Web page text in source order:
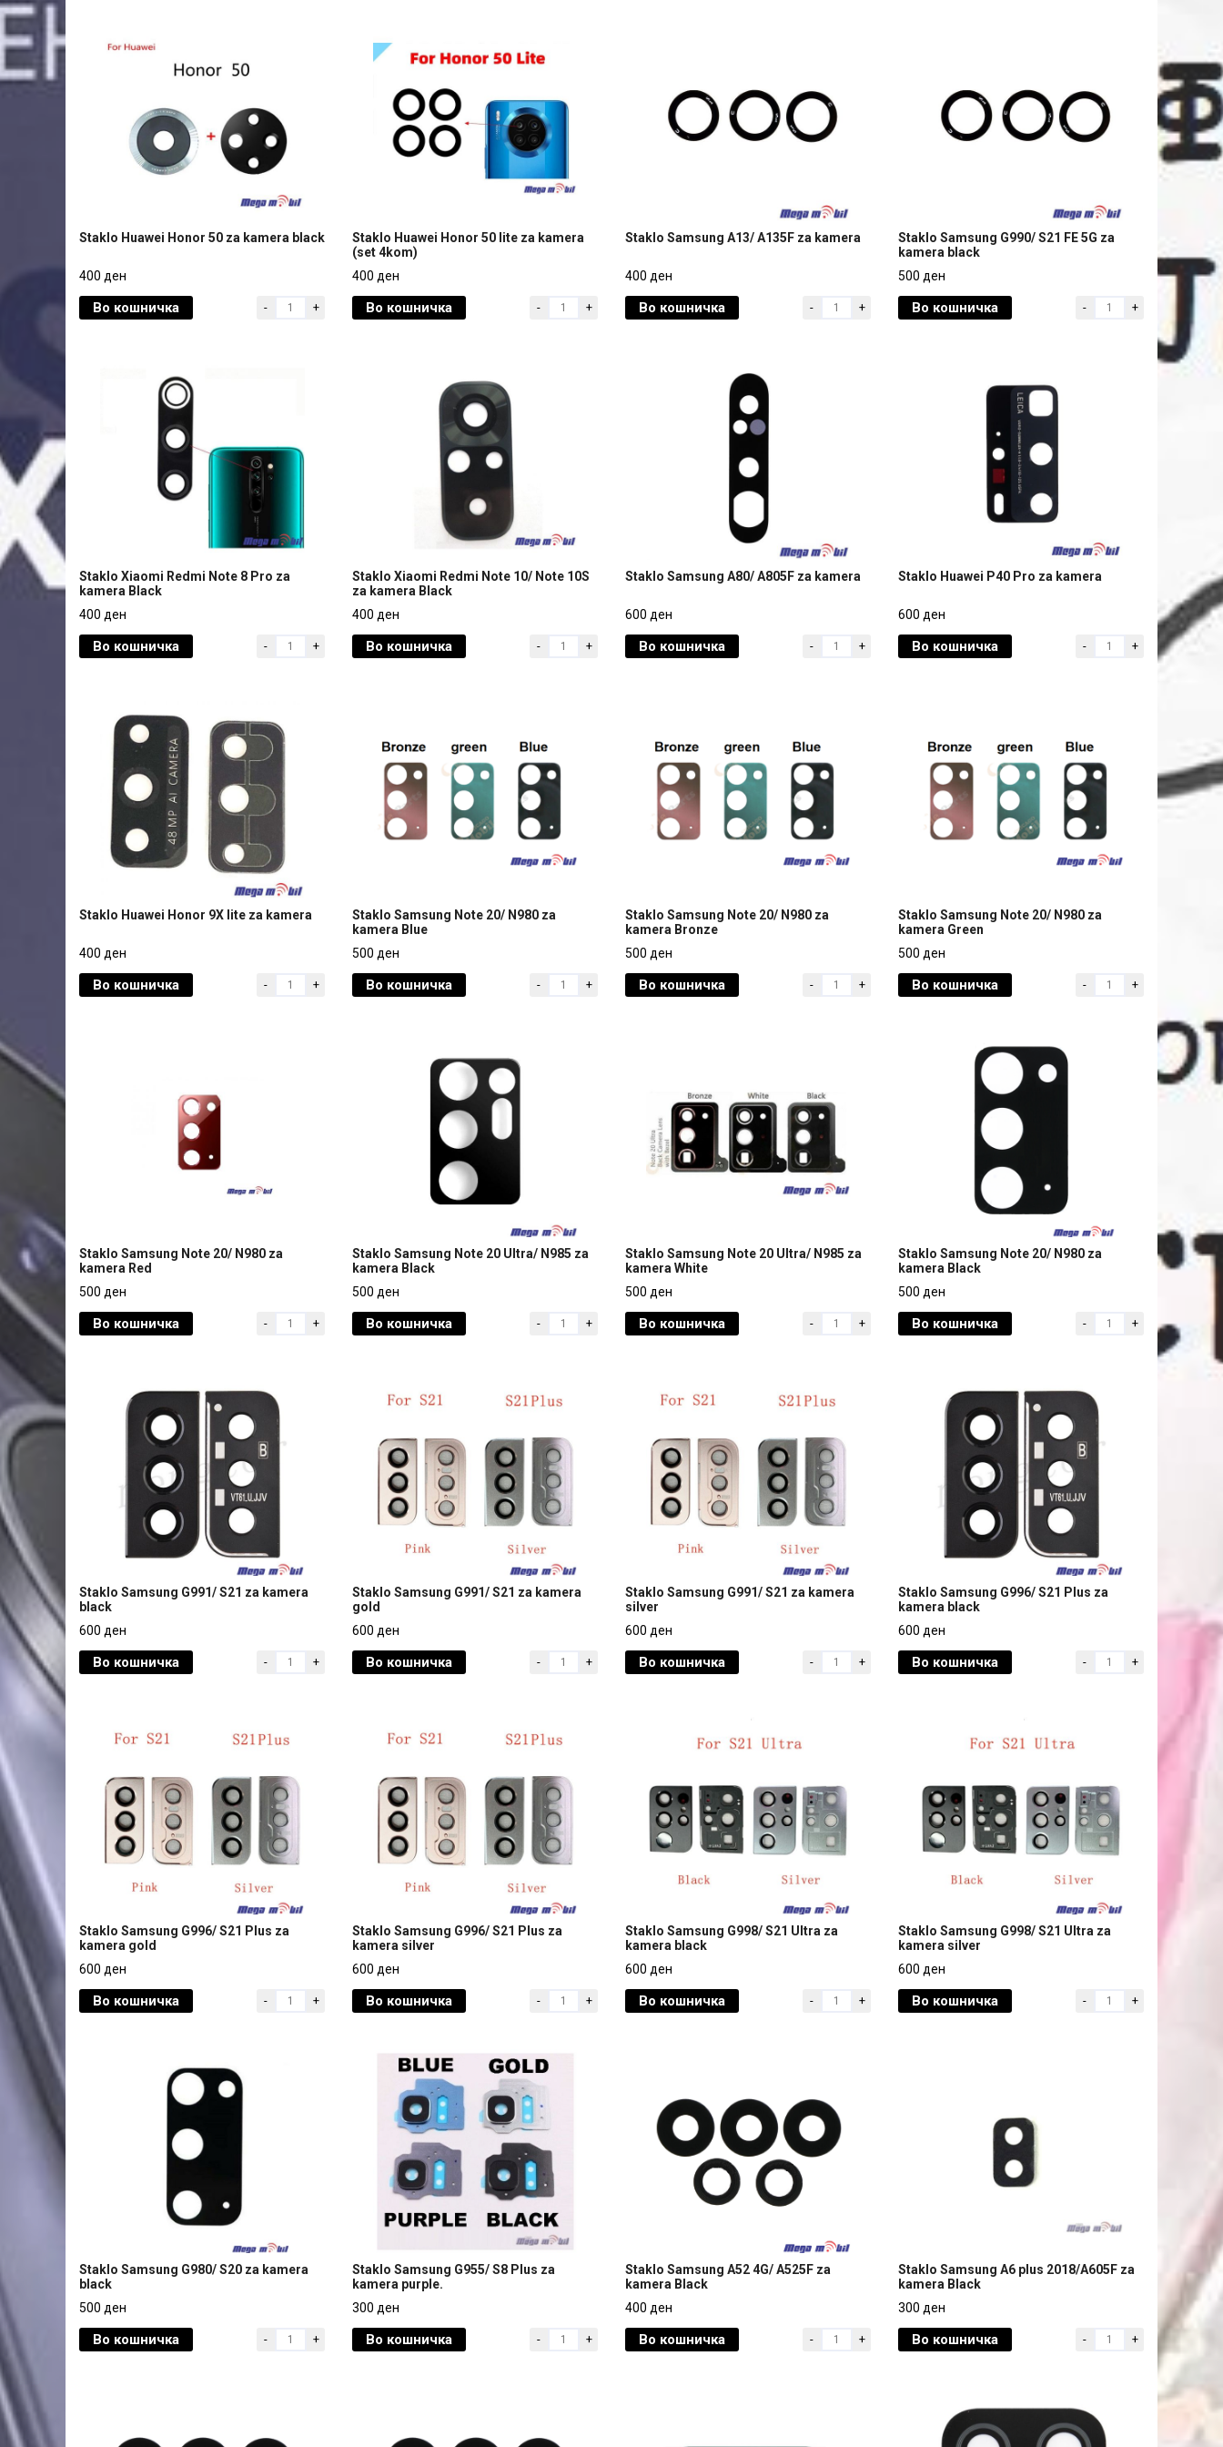
Staklo Huawei Honor 50 za kamera black
400 ден
Staklo Huawei Honor 50 za kamera black
400 ден
Во кошничка - +
Staklo Huawei Honor 50 lite za kamera
400 ден
Staklo Huawei Honor 50 lite za kamera
(set 4kom)
400 ден
Во кошничка - +
Staklo Samsung A13/ A135F za kamera
400 ден
Staklo Samsung A13/ A135F za kamera
400 ден
Во кошничка - +
Staklo Samsung G990/ S21 FE 5G za
500 ден
Staklo Samsung G990/ S21 FE 5G za
kamera black
500 ден
Во кошничка - +
Staklo Xiaomi Redmi Note 8 Pro za
400 ден
Staklo Xiaomi Redmi Note 8 Pro za
kamera Black
400 ден
Во кошничка - +
Staklo Xiaomi Redmi Note 10/ Note 10S
400 ден
Staklo Xiaomi Redmi Note 10/ Note 10S
za kamera Black
400 ден
Во кошничка - +
Staklo Samsung A80/ A805F za kamera
600 ден
Staklo Samsung A80/ A805F za kamera
600 ден
Во кошничка - +
Staklo Huawei P40 Pro za kamera
600 ден
Staklo Huawei P40 Pro za kamera
600 ден
Во кошничка - +
Staklo Huawei Honor 9X lite za kamera
400 ден
Staklo Huawei Honor 9X lite za kamera
400 ден
Во кошничка - +
Staklo Samsung Note 20/ N980 za
500 ден
Staklo Samsung Note 20/ N980 za
kamera Blue
500 ден
Во кошничка - +
Staklo Samsung Note 20/ N980 za
500 ден
Staklo Samsung Note 20/ N980 za
kamera Bronze
500 ден
Во кошничка - +
Staklo Samsung Note 20/ N980 za
500 ден
Staklo Samsung Note 20/ N980 za
kamera Green
500 ден
Во кошничка - +
Staklo Samsung Note 20/ N980 za
500 ден
Staklo Samsung Note 20/ N980 za
kamera Red
500 ден
Во кошничка - +
Staklo Samsung Note 20 Ultra/ N985 za
500 ден
Staklo Samsung Note 20 Ultra/ N985 za
kamera Black
500 ден
Во кошничка - +
Staklo Samsung Note 20 Ultra/ N985 za
500 ден
Staklo Samsung Note 20 Ultra/ N985 za
kamera White
500 ден
Во кошничка - +
Staklo Samsung Note 20/ N980 za
500 ден
Staklo Samsung Note 20/ N980 za
kamera Black
500 ден
Во кошничка - +
Staklo Samsung G991/ S21 za kamera
600 ден
Staklo Samsung G991/ S21 za kamera
black
600 ден
Во кошничка - +
Staklo Samsung G991/ S21 za kamera
600 ден
Staklo Samsung G991/ S21 za kamera
gold
600 ден
Во кошничка - +
Staklo Samsung G991/ S21 za kamera
600 ден
Staklo Samsung G991/ S21 za kamera
silver
600 ден
Во кошничка - +
Staklo Samsung G996/ S21 Plus za
600 ден
Staklo Samsung G996/ S21 Plus za
kamera black
600 ден
Во кошничка - +
Staklo Samsung G996/ S21 Plus za
600 ден
Staklo Samsung G996/ S21 Plus za
kamera gold
600 ден
Во кошничка - +
Staklo Samsung G996/ S21 Plus za
600 ден
Staklo Samsung G996/ S21 Plus za
kamera silver
600 ден
Во кошничка - +
Staklo Samsung G998/ S21 Ultra za
600 ден
Staklo Samsung G998/ S21 Ultra za
kamera black
600 ден
Во кошничка - +
Staklo Samsung G998/ S21 Ultra za
600 ден
Staklo Samsung G998/ S21 Ultra za
kamera silver
600 ден
Во кошничка - +
Staklo Samsung G980/ S20 za kamera
500 ден
Staklo Samsung G980/ S20 za kamera
black
500 ден
Во кошничка - +
Staklo Samsung G955/ S8 Plus za
300 ден
Staklo Samsung G955/ S8 Plus za
kamera purple.
300 ден
Во кошничка - +
Staklo Samsung A52 4G/ A525F za
400 ден
Staklo Samsung A52 4G/ A525F za
kamera Black
400 ден
Во кошничка - +
Staklo Samsung A6 plus 2018/A605F za
300 ден
Staklo Samsung A6 plus 2018/A605F za
kamera Black
300 ден
Во кошничка - +